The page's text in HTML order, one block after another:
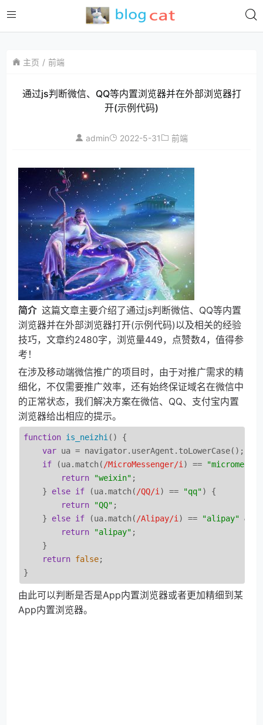
主页 前端
通过js判断微信、QQ等内置浏览器并在外部浏览器打
开(示例代码)
admin 2022-5-31 前端
简介 这篇文章主要介绍了通过js判断微信、QQ等内置
浏览器并在外部浏览器打开(示例代码)以及相关的经验
技巧，文章约2480字，浏览量449，点赞数4，值得参
考！
在涉及移动端微信推广的项目时，由于对推广需求的精
细化，不仅需要推广效率，还有始终保证域名在微信中
的正常状态，我们解决方案在微信、QQ、支付宝内置
浏览器给出相应的提示。
function is_neizhi ( ) {
var ua = navigator.userAgent.toLowerCase();
if (ua.match( /MicroMessenger/i ) ==
return
"weixin" ;
    }
else if (ua.match( /QQ/i ) == "qq") {
return
"QQ" ;
    }
else if (ua.match( /Alipay/i ) == "alipay" &&
return
"alipay" ;
    }
return false;
由此可以判断是否是App内置浏览器或者更加精细到某
App内置浏览器。